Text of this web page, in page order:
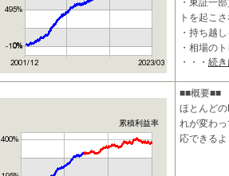
・東証一
トを起こ
・持ち越
・相場の
・・・ 続
累積利益率
■■概要■■
ほとんど
れが変わ
応できる